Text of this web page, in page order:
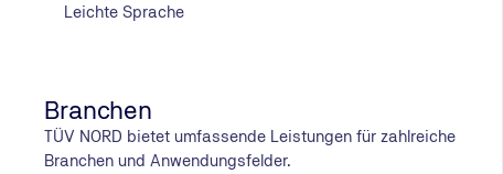
Leichte Sprache
Branchen
TÜV NORD bietet umfassende Leistungen für zahlreiche
Branchen und Anwendungsfelder.